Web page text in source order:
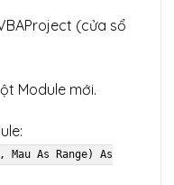
(cửa sổ
Module mới.
Mau As Range) As